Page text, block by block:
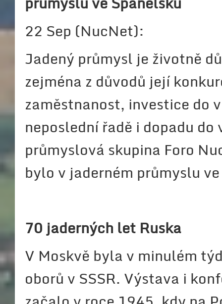
22 Sep (NucNet):
Jadený průmysl je životně
zejména z důvodů její
zaměstnanost, investice do
neposlední řadě i dopadu
průmyslová skupina Foro
bylo v jaderném průmyslu
70 jaderných let Ruska
V Moskvě byla v minulém
oborů v SSSR. Výstava i